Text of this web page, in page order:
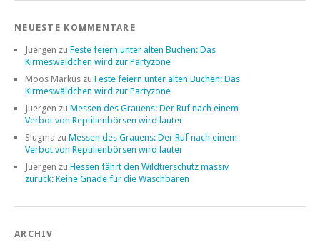
NEUESTE KOMMENTARE
Juergen zu Feste feiern unter alten Buchen: Das
Kirmeswäldchen wird zur Partyzone
Moos Markus zu Feste feiern unter alten Buchen: Das
Kirmeswäldchen wird zur Partyzone
Juergen zu Messen des Grauens: Der Ruf nach einem
Verbot von Reptilienbörsen wird lauter
Slugma zu Messen des Grauens: Der Ruf nach einem
Verbot von Reptilienbörsen wird lauter
Juergen zu Hessen fährt den Wildtierschutz massiv
zurück: Keine Gnade für die Waschbären
ARCHIV